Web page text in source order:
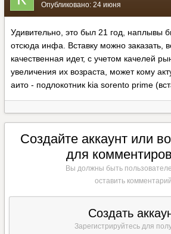
Опубликовано: 24 июня
Удивительно, это был 21 год, наплывы
отсюда инфа. Вставку можно заказать,
качественная идет, с учетом качелей
увеличения их возраста, может кому
аито - подлокотник kia sorento prime
Создайте аккаунт или
для
Вы должны быть
оставить комментарий
Создать
Зарегистрируйтесь для